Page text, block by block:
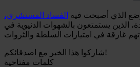
الذي أصبحت فيه الفساد المستشري،
يستمتعون بالشهوات الدنيوية في
شاركوا هذا الخبر مع اصدقائكم!
كلمات مفتاحية